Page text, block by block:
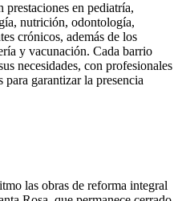
prestaciones en pediatría,
nutrición, odontología,
crónicos, además de los
y vacunación. Cada barrio
necesidades, con profesionales
garantizar la presencia
las obras de reforma integral